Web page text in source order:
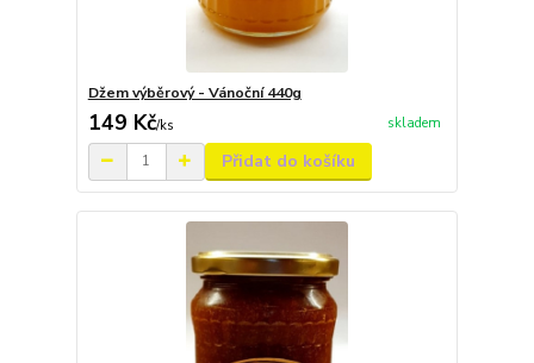
Džem výběrový - Vánoční 440g
149 Kč/ks skladem
Přidat do košíku